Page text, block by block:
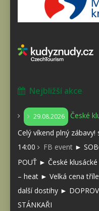
Nejbližší akce
29.08.2026
České
Celý víkend plný
14:00
FB event ►
POUŤ ► České
– heat ► Velká cena
další dostihy ►
STÁNKAŘI